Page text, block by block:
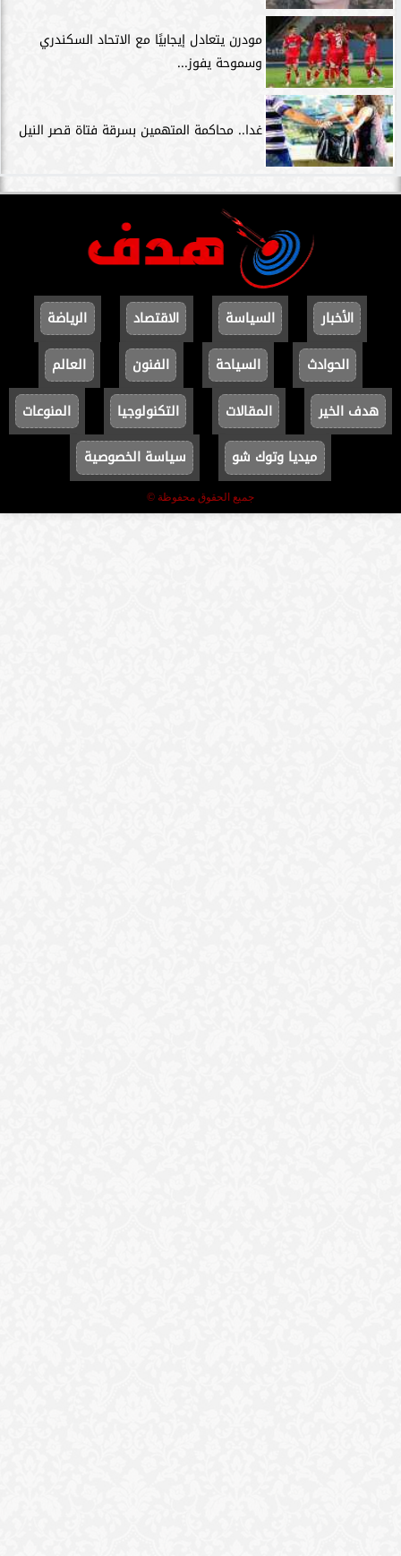
مودرن يتعادل إيجابيًا مع الاتحاد السكندري
وسموحة يفوز...
غدا.. محاكمة المتهمين بسرقة فتاة قصر النيل
الأخبار السياسة الاقتصاد
الرياضة
الحوادث
السياحة الفنون
العالم
هدف الخير
المقالات التكنولوجيا
المنوعات
ميديا وتوك شو
سياسة الخصوصية
جميع الحقوق محفوظة ©